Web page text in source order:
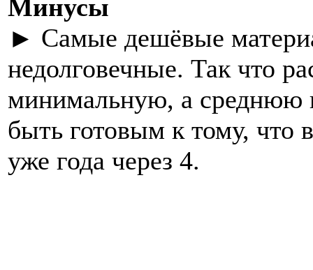
Минусы
► Самые дешёвые
недолговечные. Так что
минимальную, а среднюю
быть готовым к тому, что
уже года через 4.